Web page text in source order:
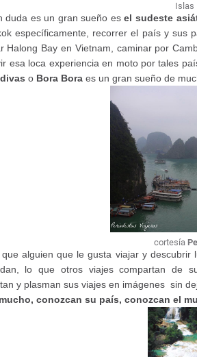
Islas
duda es un gran sueño esel sudeste
específicamente, recorrer el país y sus
Halong Bay en Vietnam, caminar por
esa loca experiencia en moto por tales
o Bora Bora es un gran sueño de
cortesía
que alguien que le gusta viajar y
lo que otros viajes compartan de
y plasman sus viajes en imágenes sin
conozcan su país, conozcan el